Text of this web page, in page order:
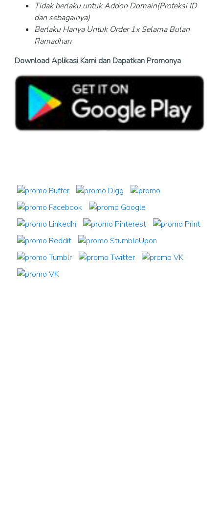
Tidak berlaku untuk Addon Domain(Proteksi ID
dan sebagainya)
Berlaku Hanya Untuk Order 1x Selama Bulan
Ramadhan
Download Aplikasi Kami dan Dapatkan Promonya